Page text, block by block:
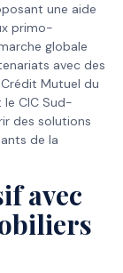
une aide
primo-
globale
avec des
Mutuel du
le CIC Sud-
des solutions
de la
avec